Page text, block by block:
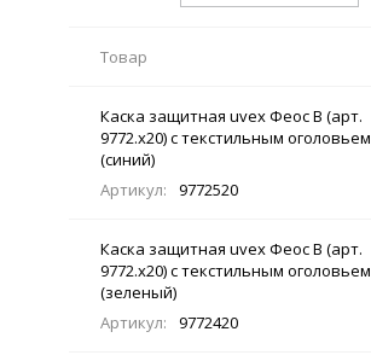
Товар
Каска защитная uvex Феос B (арт.
9772.x20) с текстильным оголовьем
(синий)
Артикул:
9772520
Каска защитная uvex Феос B (арт.
9772.x20) с текстильным оголовьем
(зеленый)
Артикул:
9772420